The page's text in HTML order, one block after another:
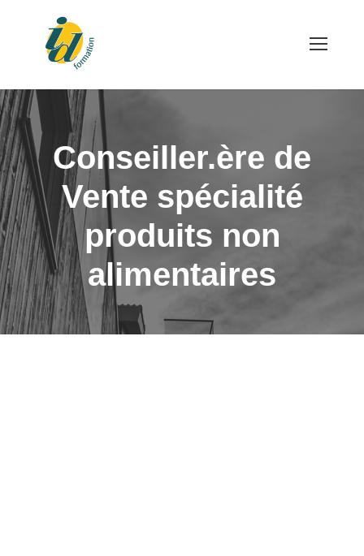
Conseiller.ère de
Vente spécialité
produits non
alimentaires